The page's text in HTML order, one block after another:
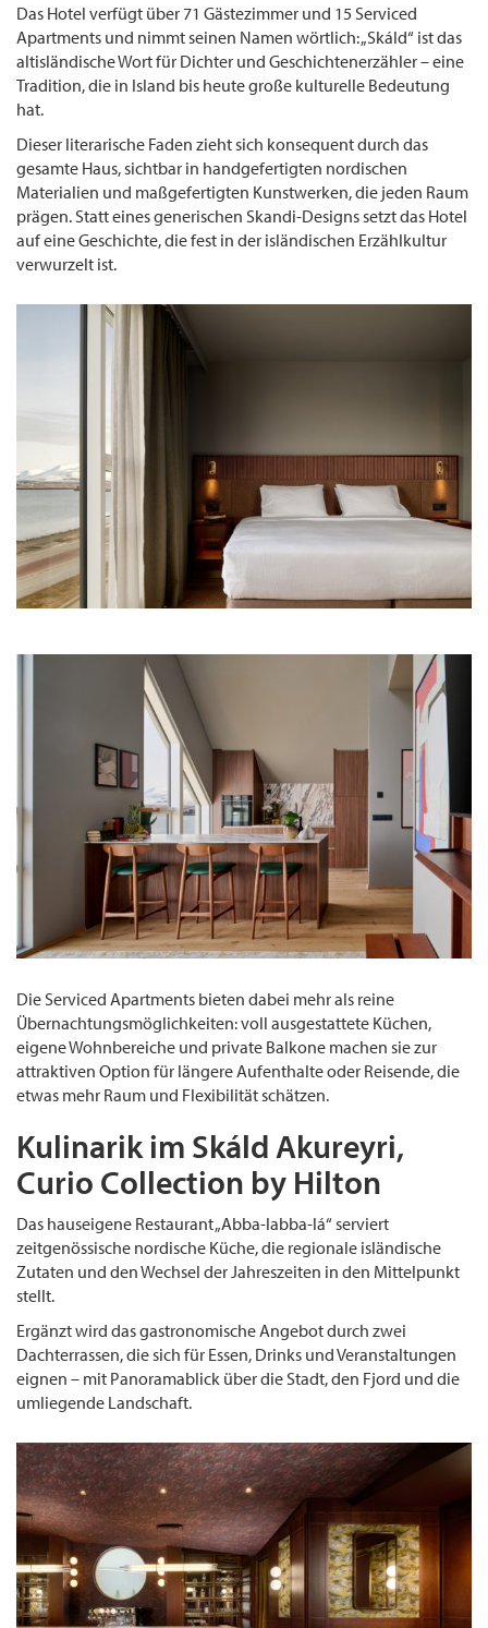
Das Hotel verfügt über 71 Gästezimmer und 15 Serviced
Apartments und nimmt seinen Namen wörtlich: „Skáld“ ist das
altisländische Wort für Dichter und Geschichtenerzähler – eine
Tradition, die in Island bis heute große kulturelle Bedeutung
hat.
Dieser literarische Faden zieht sich konsequent durch das
gesamte Haus, sichtbar in handgefertigten nordischen
Materialien und maßgefertigten Kunstwerken, die jeden Raum
prägen. Statt eines generischen Skandi-Designs setzt das Hotel
auf eine Geschichte, die fest in der isländischen Erzählkultur
verwurzelt ist.
Die Serviced Apartments bieten dabei mehr als reine
Übernachtungsmöglichkeiten: voll ausgestattete Küchen,
eigene Wohnbereiche und private Balkone machen sie zur
attraktiven Option für längere Aufenthalte oder Reisende, die
etwas mehr Raum und Flexibilität schätzen.
Kulinarik im Skáld Akureyri,
Curio Collection by Hilton
Das hauseigene Restaurant „Abba-labba-lá“ serviert
zeitgenössische nordische Küche, die regionale isländische
Zutaten und den Wechsel der Jahreszeiten in den Mittelpunkt
stellt.
Ergänzt wird das gastronomische Angebot durch zwei
Dachterrassen, die sich für Essen, Drinks und Veranstaltungen
eignen – mit Panoramablick über die Stadt, den Fjord und die
umliegende Landschaft.